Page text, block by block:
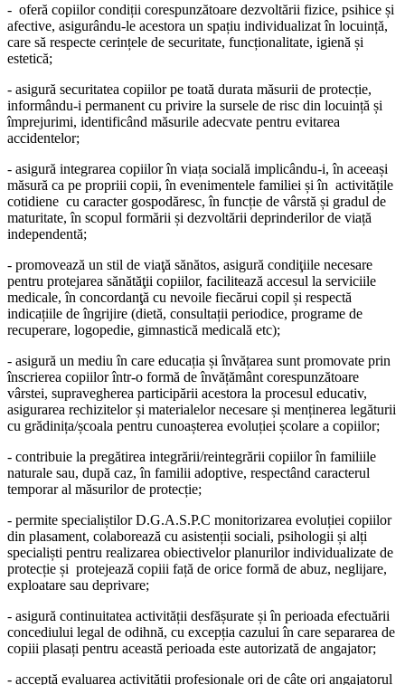
- oferă copiilor condiții corespunzătoare dezvoltării fizice, psihice și
afective, asigurându-le acestora un spațiu individualizat în locuință,
care să respecte cerințele de securitate, funcționalitate, igienă și
estetică;
- asigură securitatea copiilor pe toată durata măsurii de protecție,
informându-i permanent cu privire la sursele de risc din locuință și
împrejurimi, identificând măsurile adecvate pentru evitarea
accidentelor;
- asigură integrarea copiilor în viața socială implicându-i, în aceeași
măsură ca pe propriii copii, în evenimentele familiei și în activitățile
cotidiene cu caracter gospodăresc, în funcție de vârstă și gradul de
maturitate, în scopul formării și dezvoltării deprinderilor de viață
independentă;
- promovează un stil de viaţă sănătos, asigură condiţiile necesare
pentru protejarea sănătăţii copiilor, facilitează accesul la serviciile
medicale, în concordanţă cu nevoile fiecărui copil și respectă
indicațiile de îngrijire (dietă, consultații periodice, programe de
recuperare, logopedie, gimnastică medicală etc);
- asigură un mediu în care educația și învățarea sunt promovate prin
înscrierea copiilor într-o formă de învățământ corespunzătoare
vârstei, supravegherea participării acestora la procesul educativ,
asigurarea rechizitelor și materialelor necesare și menținerea legăturii
cu grădinița/școala pentru cunoașterea evoluției școlare a copiilor;
- contribuie la pregătirea integrării/reintegrării copiilor în familiile
naturale sau, după caz, în familii adoptive, respectând caracterul
temporar al măsurilor de protecție;
- permite specialiștilor D.G.A.S.P.C monitorizarea evoluției copiilor
din plasament, colaborează cu asistenții sociali, psihologii și alți
specialiști pentru realizarea obiectivelor planurilor individualizate de
protecție și protejează copiii față de orice formă de abuz, neglijare,
exploatare sau deprivare;
- asigură continuitatea activității desfășurate și în perioada efectuării
concediului legal de odihnă, cu excepția cazului în care separarea de
copiii plasați pentru această perioada este autorizată de angajator;
- acceptă evaluarea activității profesionale ori de câte ori angajatorul